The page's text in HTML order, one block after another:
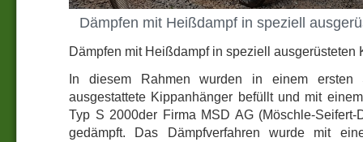
Dämpfen mit Heißdampf in speziell
Dämpfen mit Heißdampf in speziell ausgerüsteten
In diesem Rahmen wurden in einem ersten
ausgestattete Kippanhänger befüllt und mit
Typ S 2000der Firma MSD AG (Möschle-Seifert-
gedämpft. Das Dämpfverfahren wurde mit